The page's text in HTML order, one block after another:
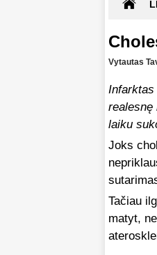
Vytautas
Infarktas
realesnę
laiku
Joks
Tačiau
matyt,